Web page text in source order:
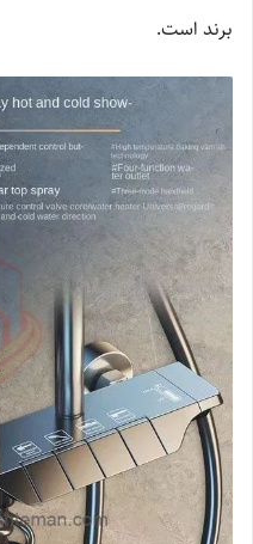
برند است.